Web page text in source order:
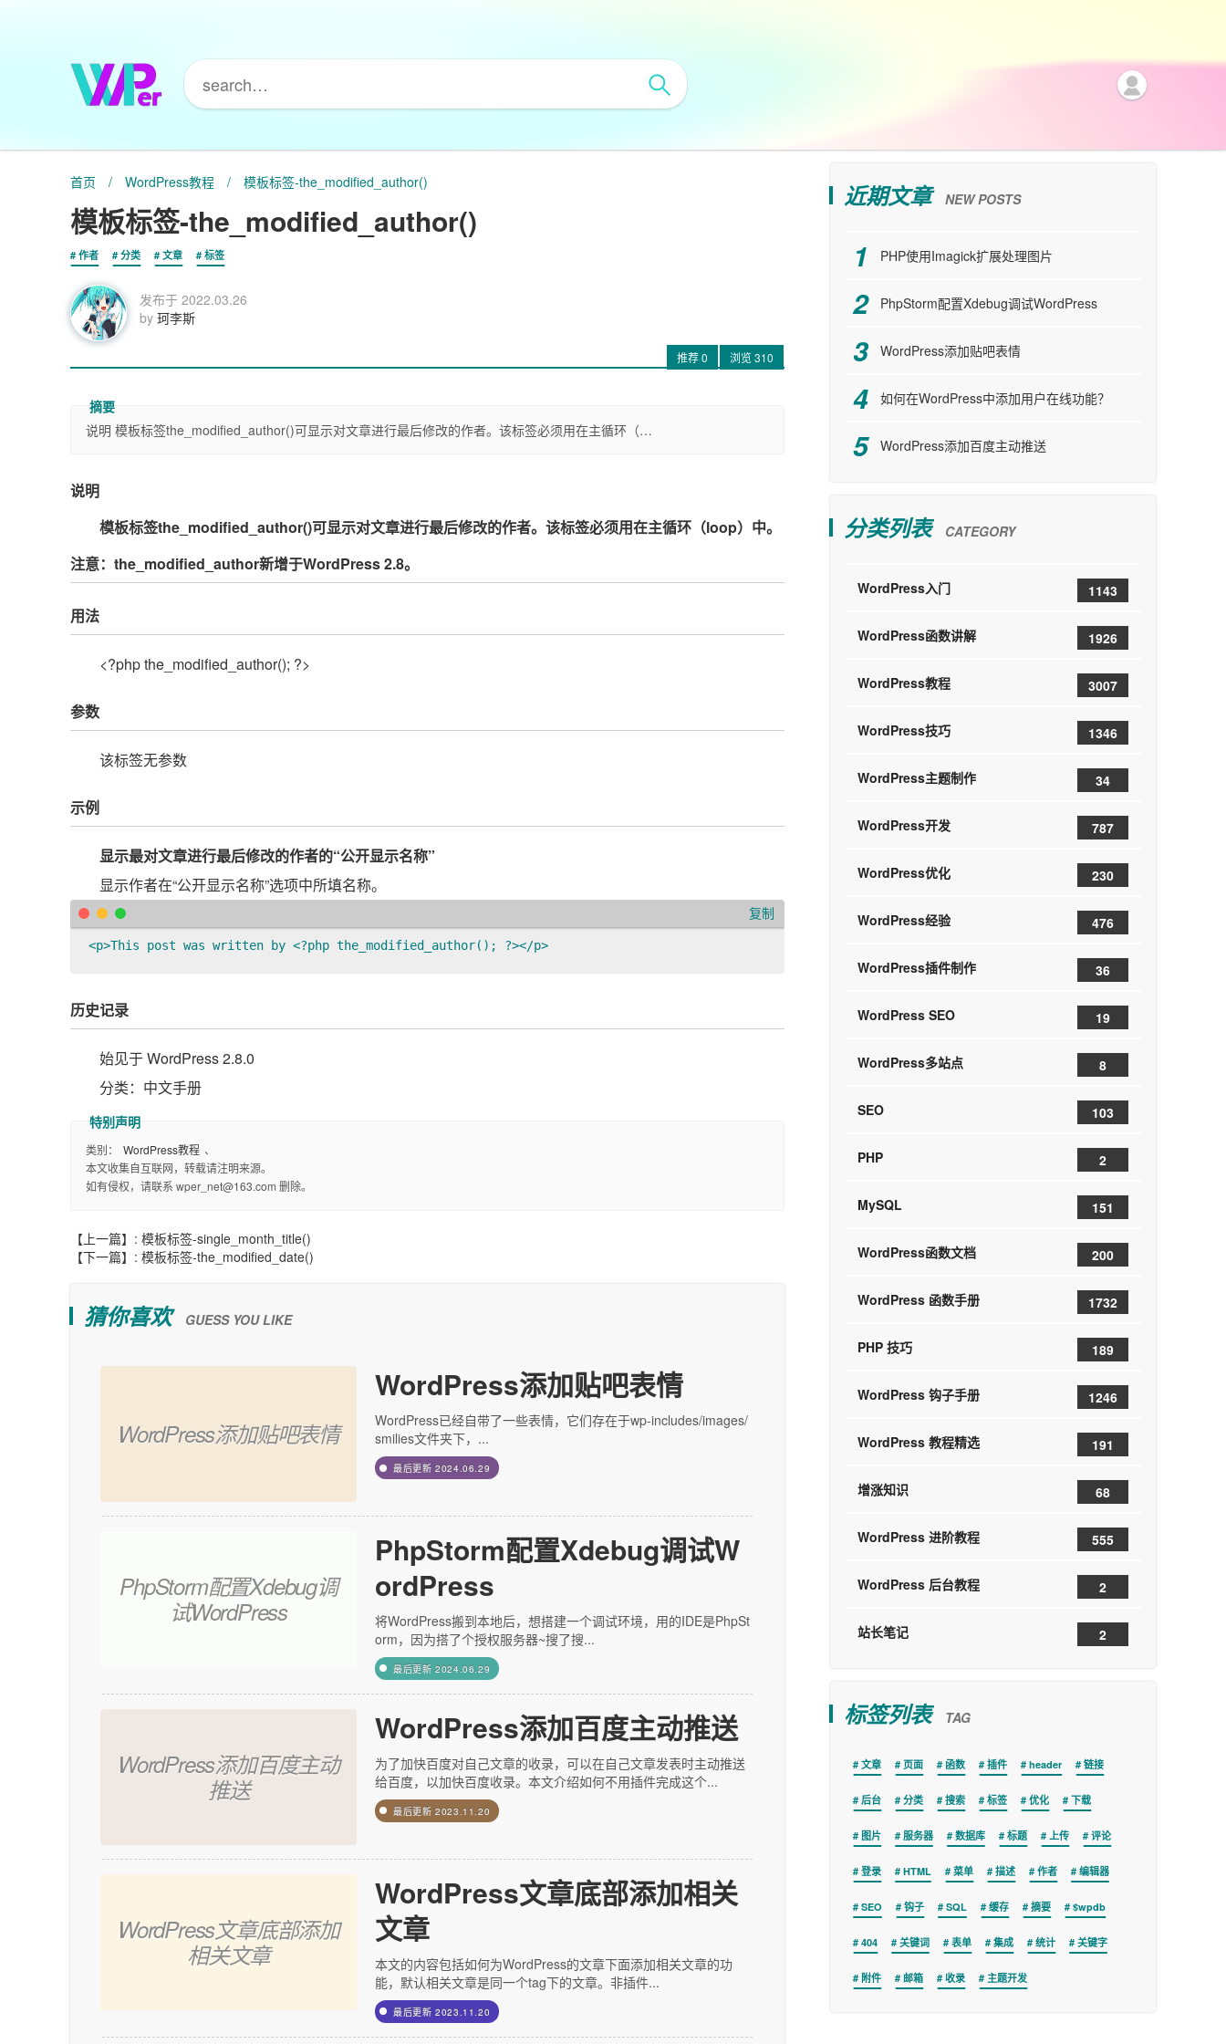
首页 / WordPress教程 / 模板标签-the_modified_author()
模板标签-the_modified_author()
作者 分类 文章 标签
发布于 2022.03.26
by 珂李斯
推荐0 浏览310
说明 模板标签the_modified_author()可显示对文章进行最后修改的作者。该标签必须用在主循环（…
说明
模板标签the_modified_author()可显示对文章进行最后修改的作者。该标签必须用在主循环（loop）中。
注意：the_modified_author新增于WordPress 2.8。
用法
<?php the_modified_author(); ?>
参数
该标签无参数
示例
显示最对文章进行最后修改的作者的“公开显示名称”
显示作者在“公开显示名称”选项中所填名称。
<p>This post was written by <?php the_modified_author(); ?></p>
复制
历史记录
始见于 WordPress 2.8.0
分类：中文手册
类别： WordPress教程 、
本文收集自互联网，转载请注明来源。
如有侵权，请联系 wper_net@163.com 删除。
【上一篇】: 模板标签-single_month_title()
【下一篇】: 模板标签-the_modified_date()
猜你喜欢 GUESS YOU LIKE
WordPress添加贴吧表情
WordPress添加贴吧表情
WordPress已经自带了一些表情，它们存在于wp-includes/images/
smilies文件夹下，...
最后更新2024.06.29
PhpStorm配置Xdebug调
试WordPress
PhpStorm配置Xdebug调试W
ordPress
将WordPress搬到本地后，想搭建一个调试环境，用的IDE是PhpSt
orm，因为搭了个授权服务器~搜了搜...
最后更新2024.06.29
WordPress添加百度主动
推送
WordPress添加百度主动推送
为了加快百度对自己文章的收录，可以在自己文章发表时主动推送
给百度，以加快百度收录。本文介绍如何不用插件完成这个...
最后更新2023.11.20
WordPress文章底部添加
相关文章
WordPress文章底部添加相关
文章
本文的内容包括如何为WordPress的文章下面添加相关文章的功
能，默认相关文章是同一个tag下的文章。非插件...
最后更新2023.11.20
近期文章 NEW POSTS
PHP使用Imagick扩展处理图片
PhpStorm配置Xdebug调试WordPress
WordPress添加贴吧表情
如何在WordPress中添加用户在线功能？
WordPress添加百度主动推送
分类列表 CATEGORY
WordPress入门 1143
WordPress函数讲解 1926
WordPress教程 3007
WordPress技巧 1346
WordPress主题制作 34
WordPress开发 787
WordPress优化 230
WordPress经验 476
WordPress插件制作 36
WordPress SEO 19
WordPress多站点 8
SEO 103
PHP 2
MySQL 151
WordPress函数文档 200
WordPress 函数手册 1732
PHP 技巧 189
WordPress 钩子手册 1246
WordPress 教程精选 191
增涨知识 68
WordPress 进阶教程 555
WordPress 后台教程 2
站长笔记 2
标签列表 TAG
文章 页面 函数 插件 header 链接
后台 分类 搜索 标签 优化 下载
图片 服务器 数据库 标题 上传 评论
登录 HTML 菜单 描述 作者 编辑器
SEO 钩子 SQL 缓存 摘要 $wpdb
404 关键词 表单 集成 统计 关键字
附件 邮箱 收录 主题开发